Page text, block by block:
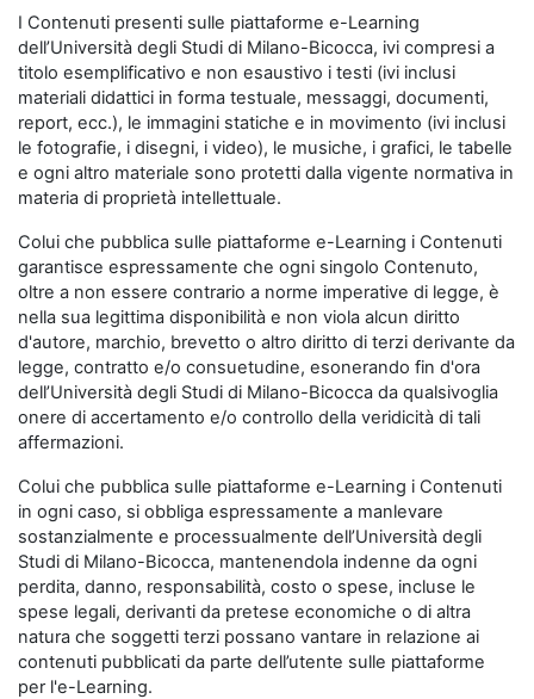
I Contenuti presenti sulle piattaforme e-Learning
dell’Università degli Studi di Milano-Bicocca, ivi compresi a
titolo esemplificativo e non esaustivo i testi (ivi inclusi
materiali didattici in forma testuale, messaggi, documenti,
report, ecc.), le immagini statiche e in movimento (ivi inclusi
le fotografie, i disegni, i video), le musiche, i grafici, le tabelle
e ogni altro materiale sono protetti dalla vigente normativa in
materia di proprietà intellettuale.
Colui che pubblica sulle piattaforme e-Learning i Contenuti
garantisce espressamente che ogni singolo Contenuto,
oltre a non essere contrario a norme imperative di legge, è
nella sua legittima disponibilità e non viola alcun diritto
d'autore, marchio, brevetto o altro diritto di terzi derivante da
legge, contratto e/o consuetudine, esonerando fin d'ora
dell’Università degli Studi di Milano-Bicocca da qualsivoglia
onere di accertamento e/o controllo della veridicità di tali
affermazioni.
Colui che pubblica sulle piattaforme e-Learning i Contenuti
in ogni caso, si obbliga espressamente a manlevare
sostanzialmente e processualmente dell’Università degli
Studi di Milano-Bicocca, mantenendola indenne da ogni
perdita, danno, responsabilità, costo o spese, incluse le
spese legali, derivanti da pretese economiche o di altra
natura che soggetti terzi possano vantare in relazione ai
contenuti pubblicati da parte dell’utente sulle piattaforme
per l'e-Learning.